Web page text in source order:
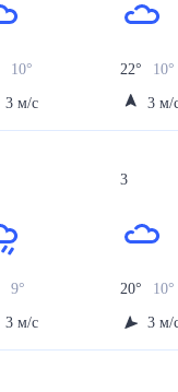
10°
3 м/с
22° 10°
3 м/
9°
3 м/с
3
20° 10°
3 м/